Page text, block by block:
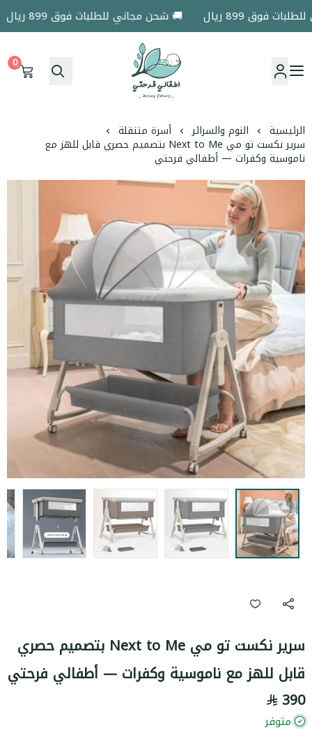
فوق 899 ريال 🚚 شحن مجاني للطلبات فوق 899 ريال
اطفالي فرحتي
0
الرئيسية النوم والسرائر أسرة متنقلة
سرير نكست تو مي Next to Me بتصميم حصري قابل للهز مع
ناموسية وكفرات — أطفالي فرحتي
سرير نكست تو مي Next to Me بتصميم حصري
قابل للهز مع ناموسية وكفرات — أطفالي فرحتي
390
متوفر